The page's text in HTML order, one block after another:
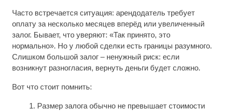
Часто встречается ситуация: арендодатель требует
оплату за несколько месяцев вперёд или увеличенный
залог. Бывает, что уверяют: «Так принято, это
нормально». Но у любой сделки есть границы разумного.
Слишком большой залог – ненужный риск: если
возникнут разногласия, вернуть деньги будет сложно.
Вот что стоит помнить:
Размер залога обычно не превышает стоимости